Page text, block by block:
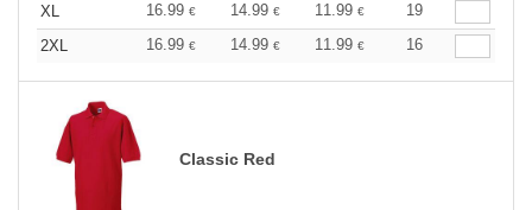
XL
16.99 € 14.99 € 11.99 €
19
2XL
16.99 € 14.99 € 11.99 € 16
Classic Red